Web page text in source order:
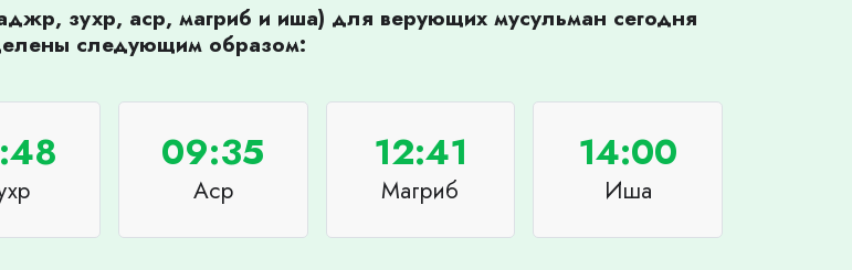
зухр, аср, магриб и иша) для верующих мусульман сегодня
следующим образом:
09:35
Аср
12:41
Магриб
14:00
Иша